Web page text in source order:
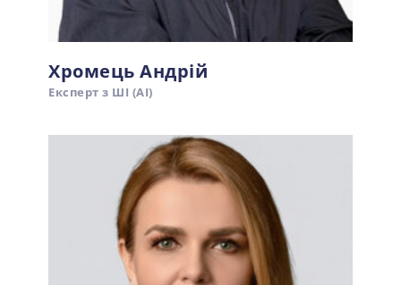
Хромець Андрій
Експерт з ШІ (АІ)